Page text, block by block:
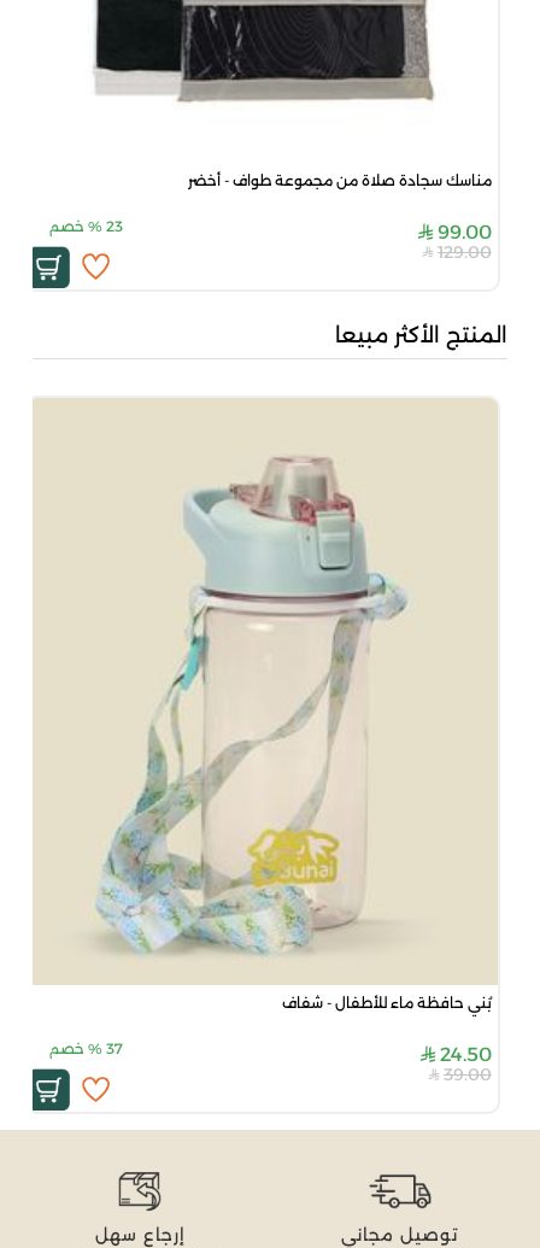
مناسك سجادة صلاة من مجموعة طواف - أخضر
99.00
23
% خصم
129.00
المنتج الأكثر مبيعا
بُني حافظة ماء للأطفال - شفاف
24.50
37
% خصم
39.00
توصيل مجاني إرجاع سهل